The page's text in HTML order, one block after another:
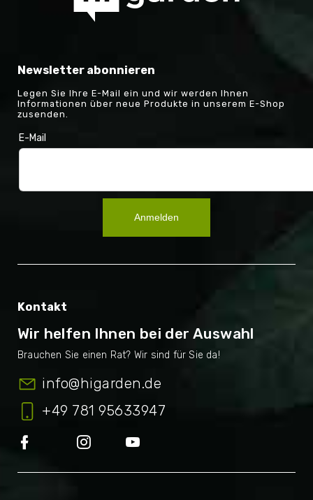
Newsletter abonnieren
Legen Sie Ihre E-Mail ein und wir werden Ihnen
Informationen über neue Produkte in unserem E-Shop
zusenden.
E-Mail
Anmelden
Kontakt
Wir helfen Ihnen bei der Auswahl
info@higarden.de
+49 781 95633947